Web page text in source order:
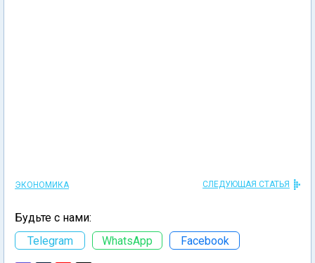
ЭКОНОМИКА СЛЕДУЮЩАЯ СТАТЬЯ
Будьте с нами:
Telegram
WhatsApp Facebook